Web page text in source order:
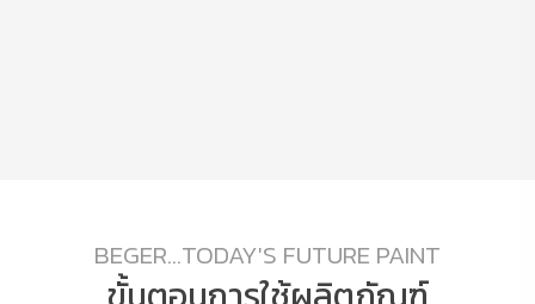
BEGER...TODAY'S FUTURE PAINT